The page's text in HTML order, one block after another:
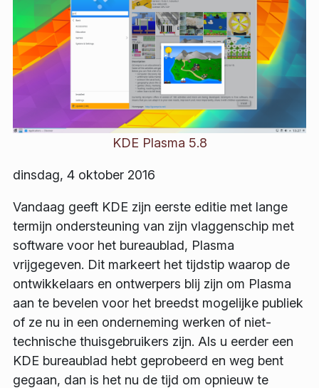
KDE Plasma 5.8
dinsdag, 4 oktober 2016
Vandaag geeft KDE zijn eerste editie met lange
termijn ondersteuning van zijn vlaggenschip met
software voor het bureaublad, Plasma
vrijgegeven. Dit markeert het tijdstip waarop de
ontwikkelaars en ontwerpers blij zijn om Plasma
aan te bevelen voor het breedst mogelijke publiek
of ze nu in een onderneming werken of niet-
technische thuisgebruikers zijn. Als u eerder een
KDE bureaublad hebt geprobeerd en weg bent
gegaan, dan is het nu de tijd om opnieuw te